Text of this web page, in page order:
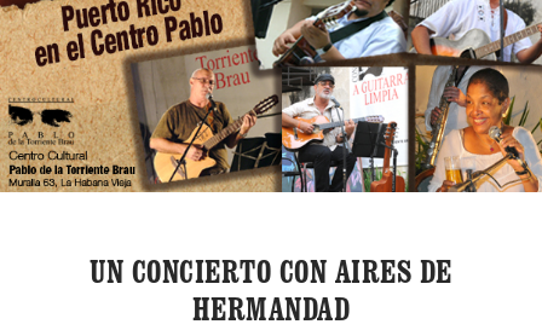
UN CONCIERTO CON AIRES DE
HERMANDAD